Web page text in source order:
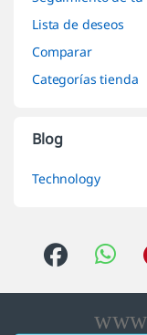
Lista de deseos
Comparar
Categorías tienda
Blog
Technology